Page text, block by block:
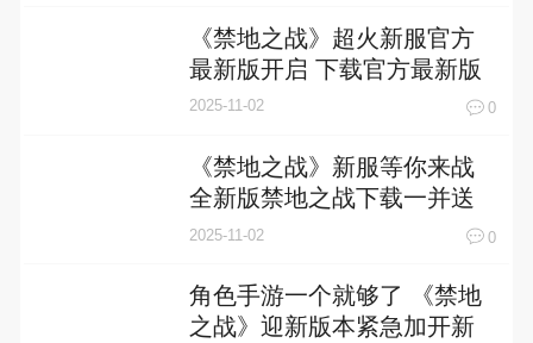
《禁地之战》超火新服官方
最新版开启 下载官方最新版
迎风起航
2025-11-02 0
《禁地之战》新服等你来战
全新版禁地之战下载一并送
上
2025-11-02 0
角色手游一个就够了 《禁地
之战》迎新版本紧急加开新